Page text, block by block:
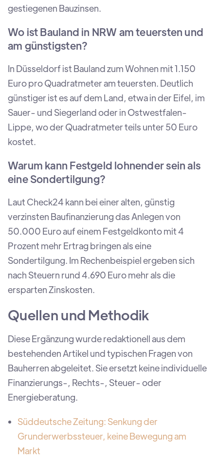
gestiegenen Bauzinsen.
Wo ist Bauland in NRW am teuersten und
am günstigsten?
In Düsseldorf ist Bauland zum Wohnen mit 1.150
Euro pro Quadratmeter am teuersten. Deutlich
günstiger ist es auf dem Land, etwa in der Eifel, im
Sauer- und Siegerland oder in Ostwestfalen-
Lippe, wo der Quadratmeter teils unter 50 Euro
kostet.
Warum kann Festgeld lohnender sein als
eine Sondertilgung?
Laut Check24 kann bei einer alten, günstig
verzinsten Baufinanzierung das Anlegen von
50.000 Euro auf einem Festgeldkonto mit 4
Prozent mehr Ertrag bringen als eine
Sondertilgung. Im Rechenbeispiel ergeben sich
nach Steuern rund 4.690 Euro mehr als die
ersparten Zinskosten.
Quellen und Methodik
Diese Ergänzung wurde redaktionell aus dem
bestehenden Artikel und typischen Fragen von
Bauherren abgeleitet. Sie ersetzt keine individuelle
Finanzierungs-, Rechts-, Steuer- oder
Energieberatung.
Süddeutsche Zeitung: Senkung der
Grunderwerbssteuer, keine Bewegung am
Markt